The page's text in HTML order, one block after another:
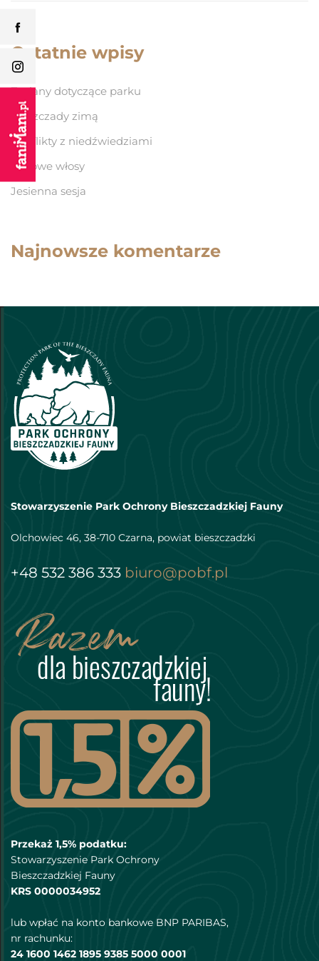
Ostatnie wpisy
Zmiany dotyczące parku
Bieszczady zimą
Konflikty z niedźwiedziami
Lodowe włosy
Jesienna sesja
Najnowsze komentarze
Stowarzyszenie Park Ochrony Bieszczadzkiej Fauny
Olchowiec 46, 38-710 Czarna, powiat bieszczadzki
+48 532 386 333 biuro@pobf.pl
Przekaż 1,5% podatku:
Stowarzyszenie Park Ochrony
Bieszczadzkiej Fauny
KRS 0000034952
lub wpłać na konto bankowe BNP PARIBAS,
nr rachunku:
24 1600 1462 1895 9385 5000 0001